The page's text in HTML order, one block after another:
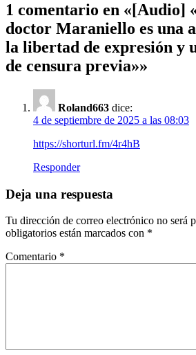
1 comentario en «[Audio]
doctor Maraniello es una
la libertad de expresión y
de censura previa»»
Roland663 dice:
4 de septiembre de 2025 a las 08:03
https://shorturl.fm/4r4hB
Responder
Deja una respuesta
Tu dirección de correo electrónico no será
obligatorios están marcados con *
Comentario *